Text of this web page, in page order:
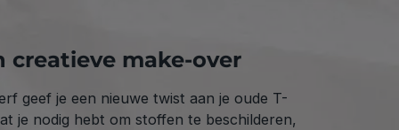
creatieve make-over
geef je een nieuwe twist aan je oude T-
je nodig hebt om stoffen te beschilderen,